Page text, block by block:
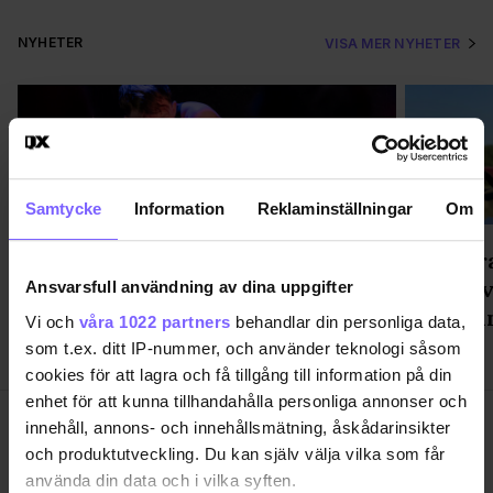
Samtycke Information Reklaminställningar Om
Ansvarsfull användning av dina uppgifter
Vi och våra 1022 partners behandlar din personliga data,
som t.ex. ditt IP-nummer, och använder teknologi såsom
cookies för att lagra och få tillgång till information på din
enhet för att kunna tillhandahålla personliga annonser och
innehåll, annons- och innehållsmätning, åskådarinsikter
och produktutveckling. Du kan själv välja vilka som får
använda din data och i vilka syften.
NYHETER VISA MER NYHETER
föreställning om pup play gästar
Stockholm
Ett
för att
är för